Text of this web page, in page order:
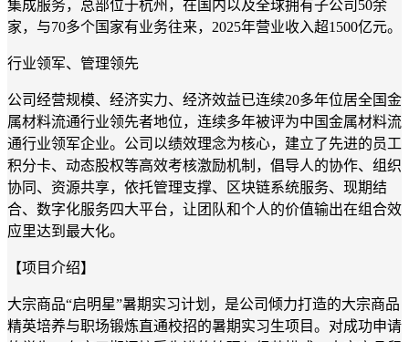
集成服务，总部位于杭州，在国内以及全球拥有子公司50余
家，与70多个国家有业务往来，2025年营业收入超1500亿元。
行业领军、管理领先
公司经营规模、经济实力、经济效益已连续20多年位居全国金
属材料流通行业领先者地位，连续多年被评为中国金属材料流
通行业领军企业。公司以绩效理念为核心，建立了先进的员工
积分卡、动态股权等高效考核激励机制，倡导人的协作、组织
协同、资源共享，依托管理支撑、区块链系统服务、现期结
合、数字化服务四大平台，让团队和个人的价值输出在组合效
应里达到最大化。
【项目介绍】
大宗商品“启明星”暑期实习计划，是公司倾力打造的大宗商品
精英培养与职场锻炼直通校招的暑期实习生项目。对成功申请